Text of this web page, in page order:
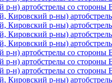
р-н) артобстрелы со
Кировский р-ны)
Кировский р-ны)
Кировский р-ны)
Кировский р-ны)
р-н) артобстрелы со
р-н) артобстрелы со
р-н) артобстрелы со
Кировский р-ны)